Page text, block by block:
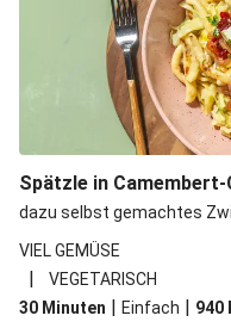
Spätzle in
dazu selbst gemachtes
VIEL GEMÜSE
|
VEGETARISCH
30 Minuten | Einfach | 940